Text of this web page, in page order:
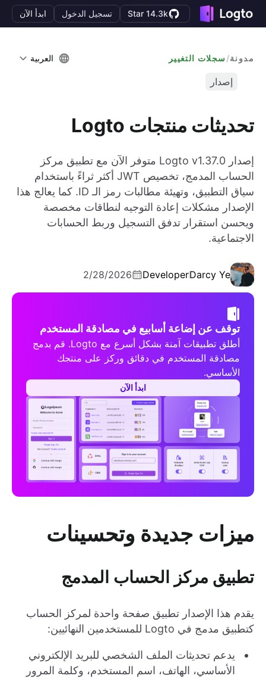
Star 14.3k تسجيل الدخول ابدأ الآن
مدونة/سجلات التغيير العربية
إصدار
تحديثات منتجات Logto
إصدار Logto v1.37.0 متوفر الآن مع تطبيق مركز
الحساب المدمج، تخصيص JWT أكثر ثراءً باستخدام
سياق التطبيق، وتهيئة مطالبات رمز الـ ID. كما يعالج هذا
الإصدار مشكلات إعادة التوجيه لنطاقات مخصصة
ويحسن استقرار تدفق التسجيل وربط الحسابات
الاجتماعية.
Darcy Ye
Developer
2/28/2026
توقف عن إضاعة أسابيع في مصادقة المستخدم
أطلق تطبيقات آمنة بشكل أسرع مع Logto. قم بدمج
مصادقة المستخدم في دقائق وركز على منتجك
الأساسي.
ابدأ الآن
ميزات جديدة وتحسينات
تطبيق مركز الحساب المدمج
يقدم هذا الإصدار تطبيق صفحة واحدة لمركز الحساب
كتطبيق مدمج في Logto للمستخدمين النهائيين:
يدعم تحديثات الملف الشخصي للبريد الإلكتروني
الأساسي، الهاتف، اسم المستخدم، وكلمة المرور